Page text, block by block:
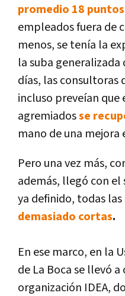
promedio 18
empleados fuera de
menos, se tenía la
la suba generalizada
días, las consultoras
incluso preveían que
agremiadosse
mano de una mejora
Pero una vez más,
además, llegó con el
ya definido, todas las
demasiado cortas.
En ese marco, en la
de La Boca se llevó
organización IDEA,